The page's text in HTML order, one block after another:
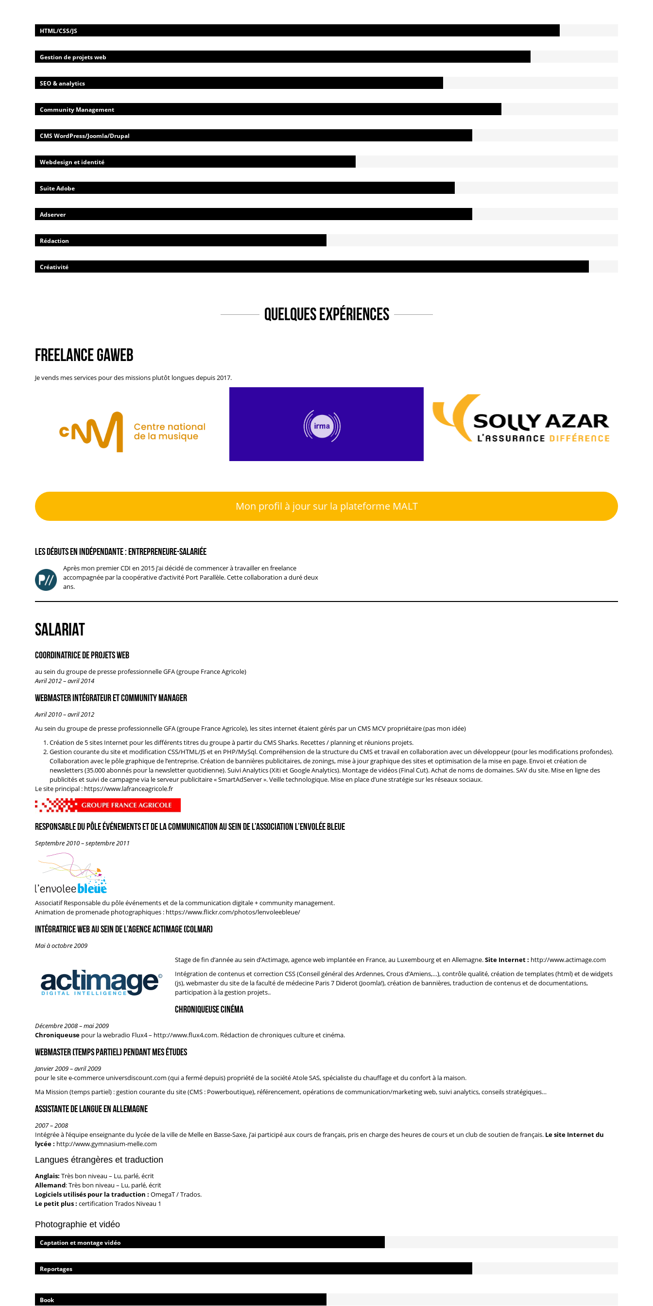
HTML/CSS/JS
Gestion de projets web
SEO & analytics
Community Management
CMS WordPress/Joomla/Drupal
Webdesign et identité
Suite Adobe
Adserver
Rédaction
Créativité
QUELQUES EXPÉRIENCES
Freelance GAWEB
Je vends mes services pour des missions plutôt longues depuis 2017.
Mon profil à jour sur la plateforme MALT
Les débuts en indépendante : Entrepreneure-salariée
Après mon premier CDI en 2015 j’ai décidé de commencer à travailler en freelance
accompagnée par la coopérative d’activité Port Parallèle. Cette collaboration a duré deux
ans.
SALARIAT
Coordinatrice de projets web
au sein du groupe de presse professionnelleGFA (groupe France Agricole)
Avril 2012 – avril 2014
Webmaster intégrateur et community manager
Avril 2010 – avril 2012
Au sein du groupe de presse professionnelleGFA (groupe France Agricole), les sites internet étaient gérés par un CMS MCV propriétaire (pas mon idée)
Création de 5 sites Internet pour les différents titres du groupe à partir du CMS Sharks. Recettes / planning et réunions projets.
Gestion courante du site et modification CSS/HTML/JS et en PHP/MySql. Compréhension de la structure du CMS et travail en collaboration avec un développeur (pour les modifications profondes).
Collaboration avec le pôle graphique de l’entreprise. Création de bannières publicitaires, de zonings, mise à jour graphique des sites et optimisation de la mise en page. Envoi et création de
newsletters (35.000 abonnés pour la newsletter quotidienne). Suivi Analytics (Xiti et Google Analytics). Montage de vidéos (Final Cut). Achat de noms de domaines. SAV du site. Mise en ligne des
publicités et suivi de campagne via le serveur publicitaire « SmartAdServer ». Veille technologique. Mise en place d’une stratégie sur les réseaux sociaux.
Le site principal : https://www.lafranceagricole.fr
Responsable du pôle événements et de la communication au sein de l’association L’Envolée Bleue
Septembre 2010 – septembre 2011
Associatif Responsable du pôle événements et de la communication digitale + community management.
Animation de promenade photographiques : https://www.flickr.com/photos/lenvoleebleue/
Intégratrice web au sein de l’agence Actimage (Colmar)
Mai à octobre 2009
Stage de fin d’année au sein d’Actimage, agence web implantée en France, au Luxembourg et en Allemagne.Site Internet : http://www.actimage.com
Intégration de contenus et correction CSS (Conseil général des Ardennes, Crous d’Amiens,…), contrôle qualité, création de templates (html) et de widgets
(js), webmaster du site de la faculté de médecine Paris 7 Diderot (Joomla!), création de bannières, traduction de contenus et de documentations,
participation à la gestion projets..
Chroniqueuse cinéma
Décembre 2008 – mai 2009
Chroniqueuse pour la webradio Flux4 – http://www.flux4.com. Rédaction de chroniques culture et cinéma.
Webmaster (temps partiel) pendant mes études
Janvier 2009 – avril 2009
pour le site e-commerce universdiscount.com (qui a fermé depuis) propriété de la société Atole SAS, spécialiste du chauffage et du confort à la maison.
Ma Mission (temps partiel) : gestion courante du site (CMS : Powerboutique), référencement, opérations de communication/marketing web, suivi analytics, conseils stratégiques…
Assistante de langue en Allemagne
2007 – 2008
Intégrée à l’équipe enseignante du lycée de la ville de Melle en Basse-Saxe, j’ai participé aux cours de français, pris en charge des heures de cours et un club de soutien de français. Le site Internet du
lycée : http://www.gymnasium-melle.com
Langues étrangères et traduction
Anglais: Très bon niveau – Lu, parlé, écrit
Allemand: Très bon niveau – Lu, parlé, écrit
Logiciels utilisés pour la traduction : OmegaT / Trados.
Le petit plus : certification Trados Niveau 1
Photographie et vidéo
Captation et montage vidéo
Reportages
Book